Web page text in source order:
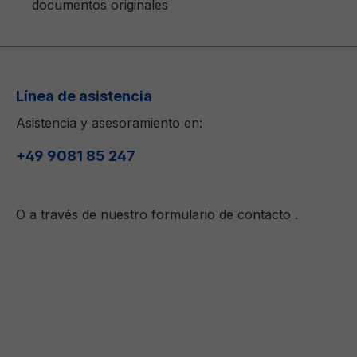
documentos originales
Línea de asistencia
Asistencia y asesoramiento en:
+49 9081 85 247
O a través de nuestro formulario de contacto .